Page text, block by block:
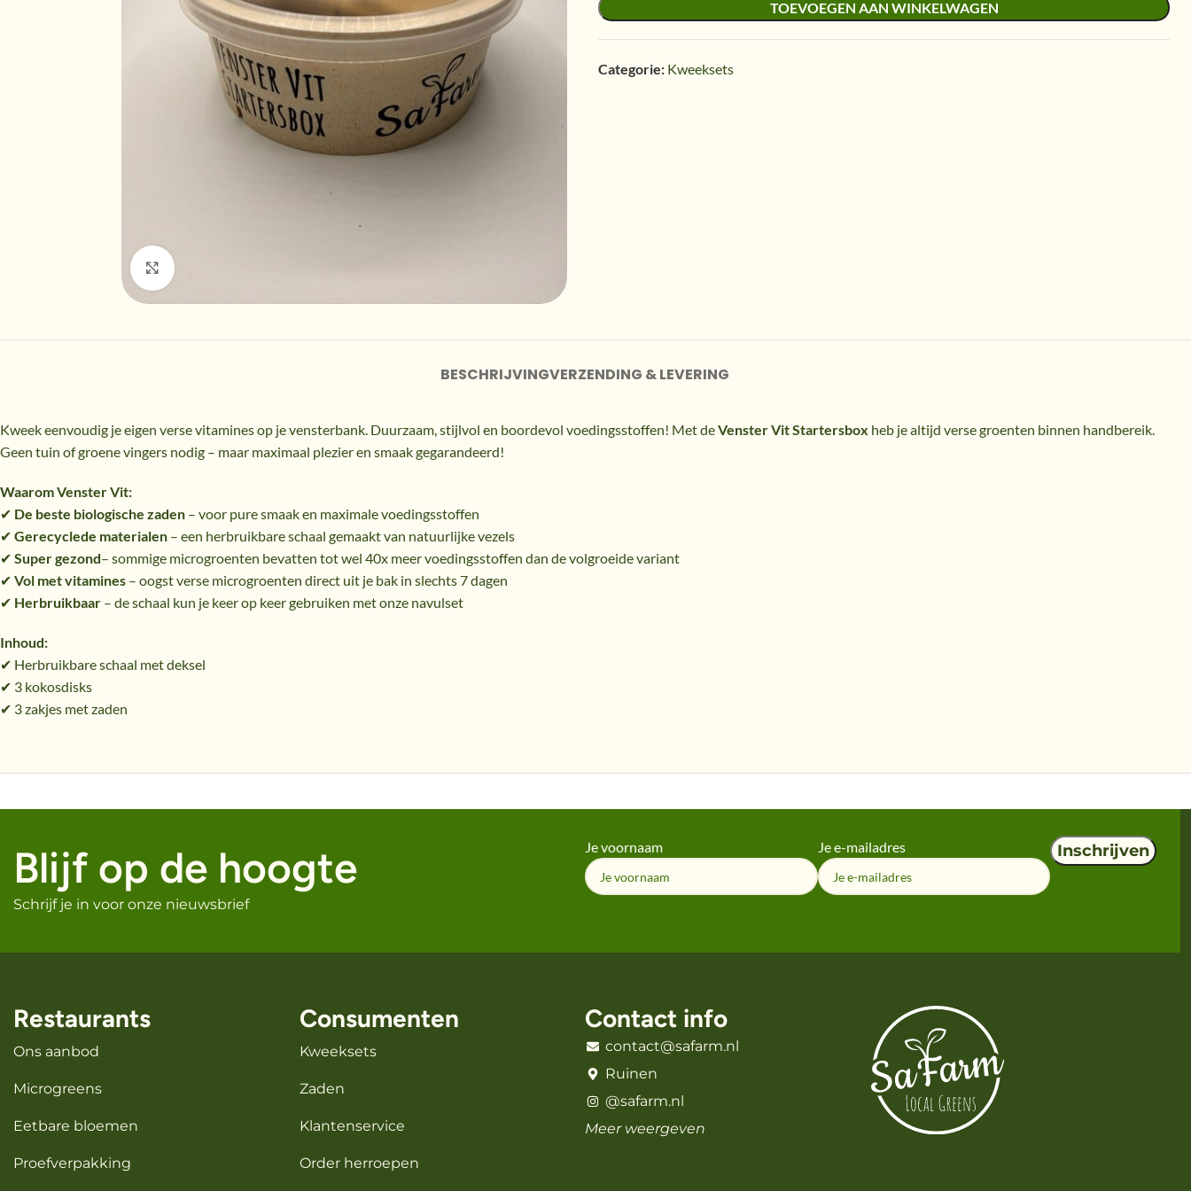
TOEVOEGEN AAN WINKELWAGEN
Categorie: Kweeksets
BESCHRIJVINGVERZENDING & LEVERING
Kweek eenvoudig je eigen verse vitamines op je vensterbank. Duurzaam, stijlvol en boordevol voedingsstoffen! Met deVenster Vit Startersbox heb je altijd verse groenten binnen handbereik.
Geen tuin of groene vingers nodig – maar maximaal plezier en smaak gegarandeerd!
Waarom Venster Vit:
✔ De beste biologische zaden – voor pure smaak en maximale voedingsstoffen
✔ Gerecyclede materialen – een herbruikbare schaal gemaakt van natuurlijke vezels
✔ Super gezond– sommige microgroenten bevatten tot wel 40x meer voedingsstoffen dan de volgroeide variant
✔ Vol met vitamines – oogst verse microgroenten direct uit je bak in slechts 7 dagen
✔ Herbruikbaar – de schaal kun je keer op keer gebruiken met onze navulset
Inhoud:
✔ Herbruikbare schaal met deksel
✔ 3 kokosdisks
✔ 3 zakjes met zaden
Blijf op de hoogte
Schrijf je in voor onze nieuwsbrief
Je voornaam Je e-mailadres
Restaurants
Ons aanbod
Microgreens
Eetbare bloemen
Proefverpakking
Consumenten
Kweeksets
Zaden
Klantenservice
Order herroepen
Contact info
contact@safarm.nl
Ruinen
@safarm.nl
Meer weergeven